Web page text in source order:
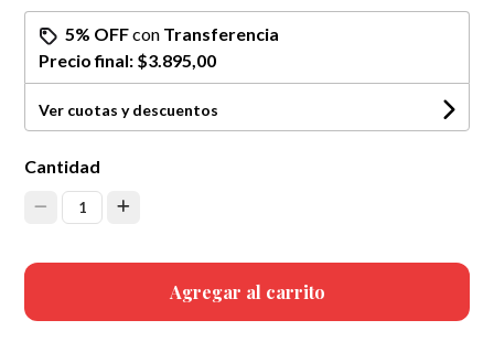
5% OFFcon Transferencia
Precio final: $3.895,00
Ver cuotas y descuentos
Cantidad
1
Agregar al carrito